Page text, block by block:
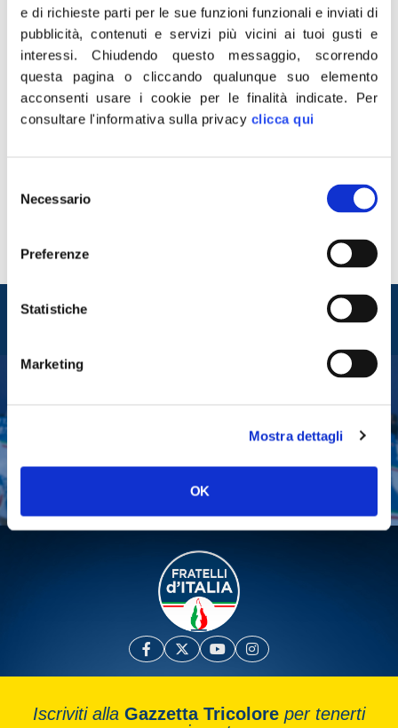
e di richieste parti per le sue funzioni funzionali e inviati di
pubblicità, contenuti e servizi più vicini ai tuoi gusti e
interessi.Chiudendo questo messaggio, scorrendo
questa pagina o cliccando qualunque suo elemento
acconsenti usare i cookie per le finalità indicate. Per
consultare l'informativa sulla privacy clicca qui
delNecessario
Preferenze
Statistiche
Marketing
Mostra dettagli
OK
“I parchi fotovoltaici, che sviluppano altra dipendenza
rispetto al paesaggio che è tutelato dall’articolo 9 della
Costituzione. Per noi il paesaggio è una ricchezza non
un fatto soltanto estetico, ed è un fattore di sviluppo
con cui facciamo economia. […]
Entra nel mondo di
Fai una donazione
Leggi la Gazzetta Tricolore
Iscriviti alla Gazzetta Tricolore per tenerti